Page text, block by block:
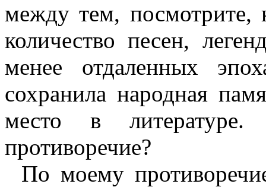
между тем, посмотрите,
количество песен,
менее отдаленных
сохранила народная
место в
противоречие?
По моему